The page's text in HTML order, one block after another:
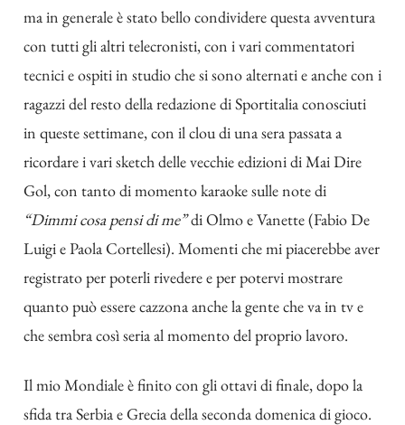
ma in generale è stato bello condividere questa avventura
con tutti gli altri telecronisti, con i vari commentatori
tecnici e ospiti in studio che si sono alternati e anche con i
ragazzi del resto della redazione di Sportitalia conosciuti
in queste settimane, con il clou di una sera passata a
ricordare i vari sketch delle vecchie edizioni di Mai Dire
Gol, con tanto di momento karaoke sulle note di
“Dimmi cosa pensi di me”di Olmo e Vanette (Fabio De
Luigi e Paola Cortellesi). Momenti che mi piacerebbe aver
registrato per poterli rivedere e per potervi mostrare
quanto può essere cazzona anche la gente che va in tv e
che sembra così seria al momento del proprio lavoro.
Il mio Mondiale è finito con gli ottavi di finale, dopo la
sfida tra Serbia e Grecia della seconda domenica di gioco.